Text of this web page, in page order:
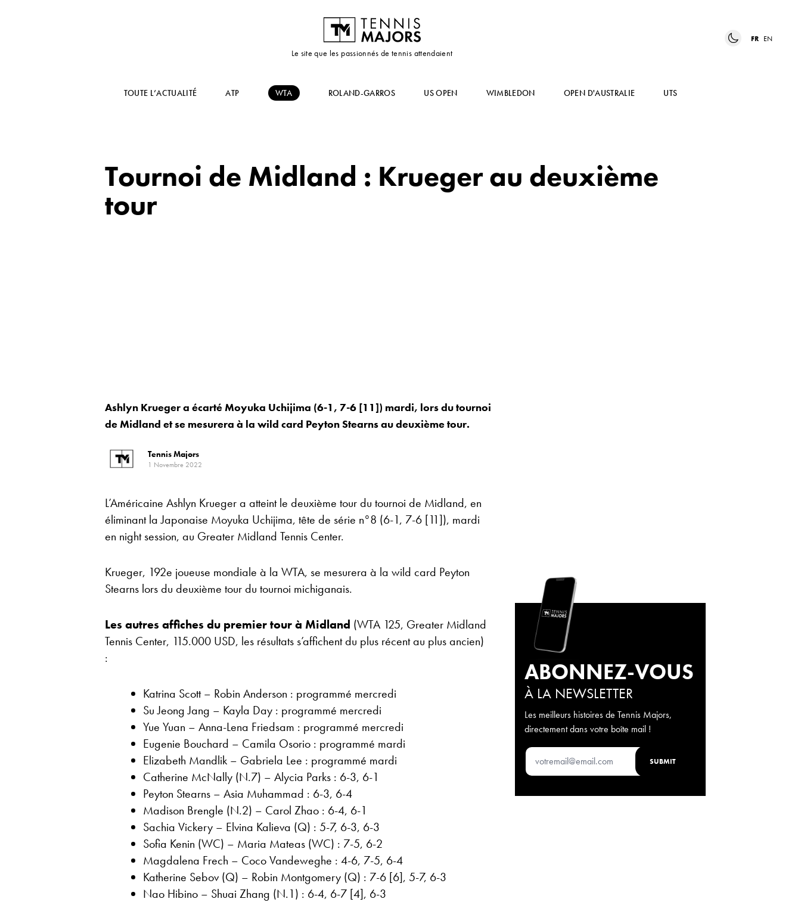
Le site que les passionnés de tennis attendaient
FR EN
TOUTE L’ACTUALITÉ ATP WTA ROLAND-GARROS US OPEN WIMBLEDON OPEN D'AUSTRALIE UTS
Tournoi de Midland : Krueger au deuxième
tour
Ashlyn Krueger a écarté Moyuka Uchijima (6-1, 7-6 [11]) mardi, lors du tournoi
de Midland et se mesurera à la wild card Peyton Stearns au deuxième tour.
Tennis Majors
1 Novembre 2022
L’Américaine Ashlyn Krueger a atteint le deuxième tour du tournoi de Midland, en
éliminant la Japonaise Moyuka Uchijima, tête de série n°8 (6-1, 7-6 [11]), mardi
en night session, au Greater Midland Tennis Center.
Krueger, 192e joueuse mondiale à la WTA, se mesurera à la wild card Peyton
Stearns lors du deuxième tour du tournoi michiganais.
Les autres affiches du premier tour à Midland (WTA 125, Greater Midland
Tennis Center, 115.000 USD, les résultats s’affichent du plus récent au plus ancien)
:
Katrina Scott – Robin Anderson : programmé mercredi
Su Jeong Jang – Kayla Day : programmé mercredi
Yue Yuan – Anna-Lena Friedsam : programmé mercredi
Eugenie Bouchard – Camila Osorio : programmé mardi
Elizabeth Mandlik – Gabriela Lee : programmé mardi
Catherine McNally (N.7) – Alycia Parks : 6-3, 6-1
Peyton Stearns – Asia Muhammad : 6-3, 6-4
Madison Brengle (N.2) – Carol Zhao : 6-4, 6-1
Sachia Vickery – Elvina Kalieva (Q) : 5-7, 6-3, 6-3
Sofia Kenin (WC) – Maria Mateas (WC) : 7-5, 6-2
Magdalena Frech – Coco Vandeweghe : 4-6, 7-5, 6-4
Katherine Sebov (Q) – Robin Montgomery (Q) : 7-6 [6], 5-7, 6-3
Nao Hibino – Shuai Zhang (N.1) : 6-4, 6-7 [4], 6-3
ABONNEZ-VOUS
À LA NEWSLETTER
Les meilleurs histoires de Tennis Majors,
directement dans votre boîte mail !